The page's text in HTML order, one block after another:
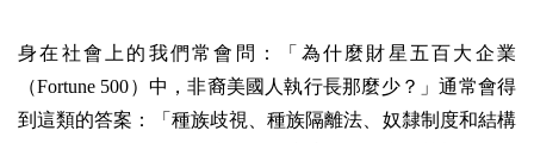
身在社會上的我們常會問：「為什麼財星五百大企業
（Fortune 500）中，非裔美國人執行長那麼少？」通常會得
到這類的答案：「種族歧視、種族隔離法、奴隸制度和結構